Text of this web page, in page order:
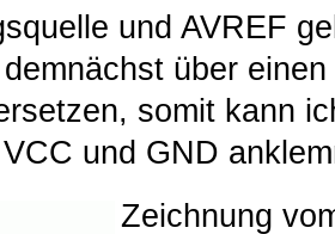
und AVREF
über
somit kann
und GND
Zeichnung